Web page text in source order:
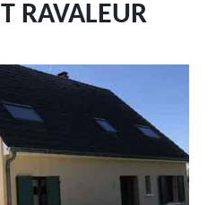
RAVALEUR